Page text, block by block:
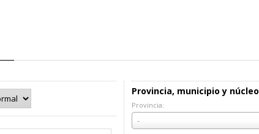
Provincia, municipio y núcleo
Provincia:
-
Provincia: